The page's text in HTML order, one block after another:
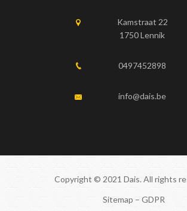
Kamstraat 22
1750 Lennik
0497452898
info@dais.be
Copyright © 2021 Dais. All rights
Sitemap – GDPR